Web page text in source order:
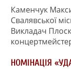
Каменчук
Свалявської
Викладач
НОМІНАЦІЯ